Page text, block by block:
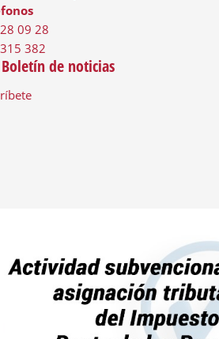
09 28
382
Boletín de noticias